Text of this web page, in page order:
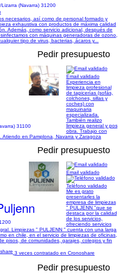
Lizarra (Navarra) 31200
necesarios, así como de personal formado y
exhaustiva con productos de máxima calidad
Además, como servicio adicional, después de
con máquinas generadoras de ozono,
tipo de virus, bacterias, ácaros y...
Pedir presupuesto
31100
Email validado
Experiencia en
limpieza profesional
de tapicerías (sofás,
colchones, sillas y
coches) con
maquinaria
especializada.
También realizo
limpieza general y pos
obra. Trabajo con
en Pamplona, Navarra y Zaragoza
Pedir presupuesto
Email validado
Teléfono validado
Me es grato
presentarles la
empresa de limpiezas
" PULJENN "que se
destaca por la calidad
de los servicios,
ofreciendo servicios
Limpiezas " PULJENN " cuenta con una larga
en chile, en el servicio de limpiezas de oficinas,
pisos, de comunidades, garajes, colegios y fin
3 veces contratado en Cronoshare
Pedir presupuesto